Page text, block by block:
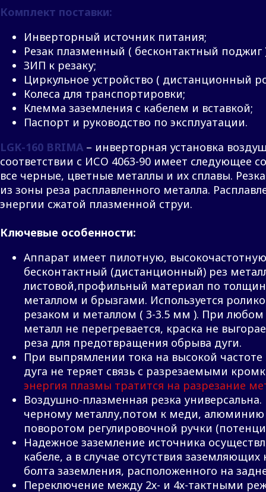
Комплект поставки:
Инверторный источник питания;
Резак плазменный ( бесконтактный поджиг
ЗИП к резаку;
Циркульное устройство ( дистанционный
Колеса для транспортировки;
Клемма заземления с кабелем и вставкой;
Паспорт и руководство по эксплуатации.
LGK-160 BRIMA – инверторная установка
соответствии с ИСО 4063-90 имеет следующее
все черные, цветные металлы и их сплавы.
из зоны реза расплавленного металла.
энергии сжатой плазменной струи.
Ключевые особенности:
Аппарат имеет пилотную,
бесконтактный (дистанционный) рез
листовой,профильный материал по
металлом и брызгами. Используется
резаком и металлом ( 3-3.5 мм ). При
металл не перегревается, краска не
реза для предотвращения обрыва дуги.
При выпрямлении тока на высокой
дуга не теряет связь с разрезаемыми
энергия плазмы тратится на разрезание
Воздушно-плазменная резка
черному металлу,потом к меди, алюминию
поворотом регулировочной ручки
Надежное заземление источника
кабеле, а в случае отсутствия
болта заземления, расположенного на
Переключение между 2х- и 4х-тактными